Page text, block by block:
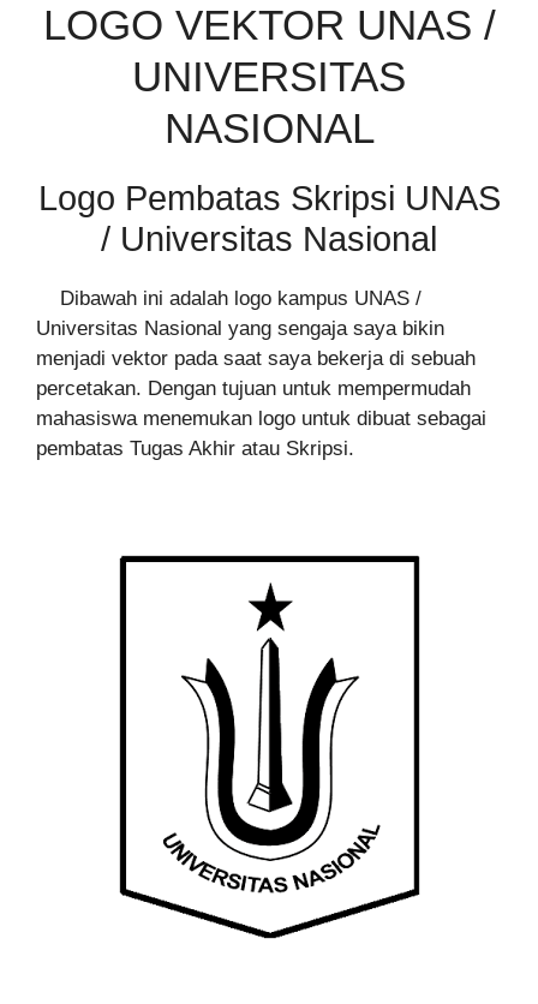
LOGO VEKTOR UNAS /
UNIVERSITAS
NASIONAL
Logo Pembatas Skripsi UNAS
/ Universitas Nasional
Dibawah ini adalah logo kampus UNAS /
Universitas Nasional yang sengaja saya bikin
menjadi vektor pada saat saya bekerja di sebuah
percetakan. Dengan tujuan untuk mempermudah
mahasiswa menemukan logo untuk dibuat sebagai
pembatas Tugas Akhir atau Skripsi.